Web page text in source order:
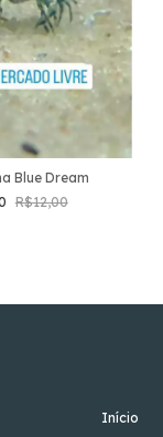
Blue Dream
R$12,00
Início